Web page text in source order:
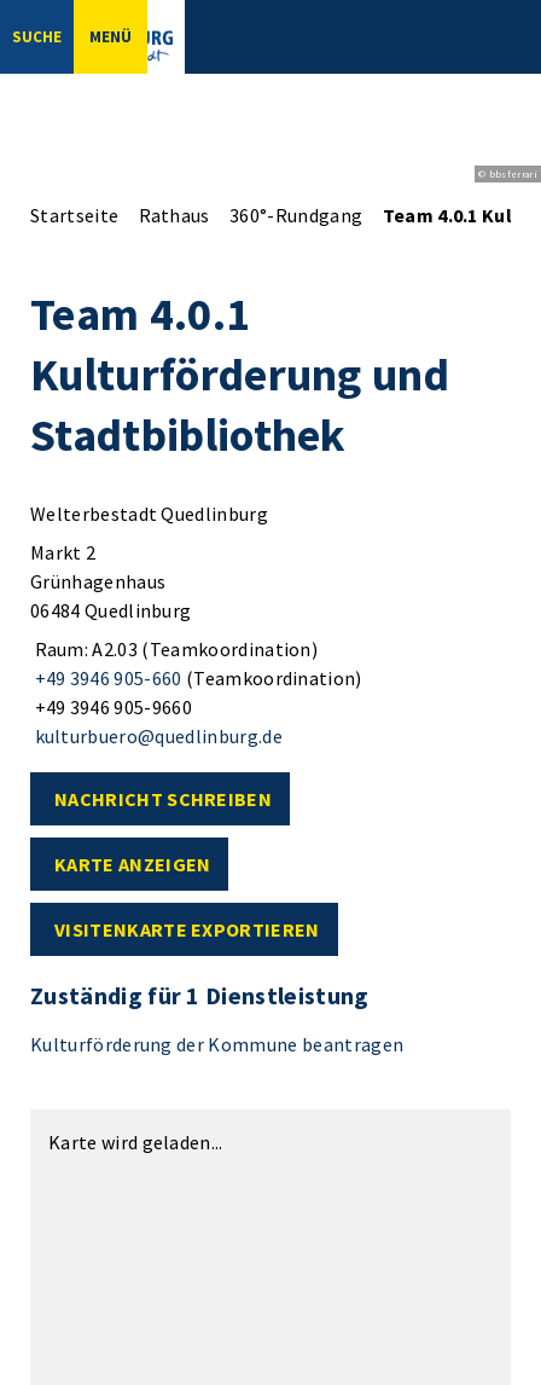
SUCHE MENÜ
© bbsferrari
Startseite Rathaus 360°-Rundgang Team 4.0.1
Team 4.0.1
Kulturförderung und
Stadtbibliothek
Welterbestadt Quedlinburg
Markt 2
Grünhagenhaus
06484 Quedlinburg
Raum: A2.03 (Teamkoordination)
+49 3946 905-660 (Teamkoordination)
+49 3946 905-9660
kulturbuero@quedlinburg.de
NACHRICHT SCHREIBEN
KARTE ANZEIGEN
VISITENKARTE EXPORTIEREN
Zuständig für 1 Dienstleistung
Kulturförderung der Kommune beantragen
Karte wird geladen...